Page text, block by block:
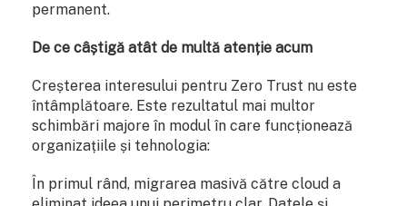
permanent.
De ce câștigă atât de multă atenție acum
Creșterea interesului pentru Zero Trust nu este
întâmplătoare. Este rezultatul mai multor
schimbări majore în modul în care funcționează
organizațiile și tehnologia:
În primul rând, migrarea masivă către cloud a